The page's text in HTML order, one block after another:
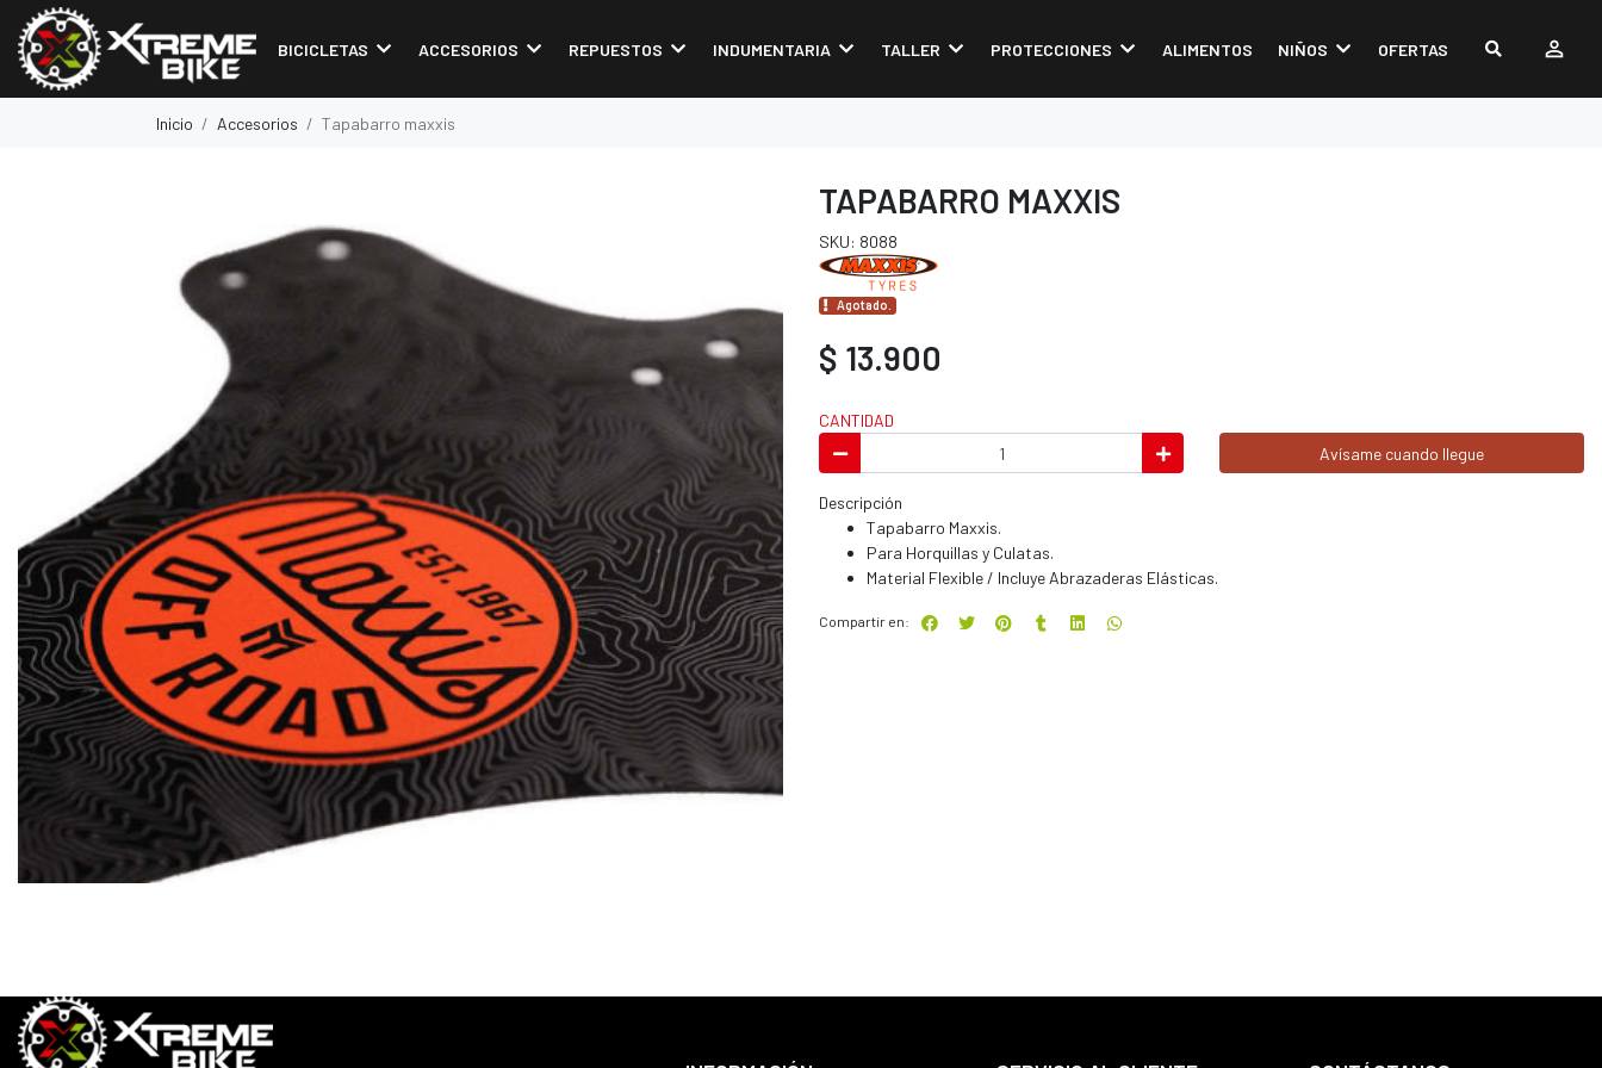
BICICLETAS ACCESORIOS REPUESTOS INDUMENTARIA TALLER PROTECCIONES ALIMENTOS NIÑOS OFERTAS
Inicio Accesorios Tapabarro maxxis
TAPABARRO MAXXIS
SKU: 8088
Agotado.
$ 13.900
CANTIDAD
Avísame cuando llegue
Descripción
Tapabarro Maxxis.
Para Horquillas y Culatas.
Material Flexible / Incluye Abrazaderas Elásticas.
Compartir en: